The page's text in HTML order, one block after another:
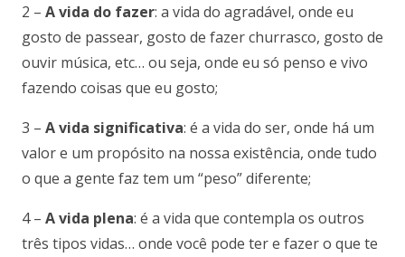
2 – A vida do fazer: a vida do agradável, onde eu
gosto de passear, gosto de fazer churrasco, gosto de
ouvir música, etc… ou seja, onde eu só penso e vivo
fazendo coisas que eu gosto;
3 – A vida significativa: é a vida do ser, onde há um
valor e um propósito na nossa existência, onde tudo
o que a gente faz tem um “peso” diferente;
4 – A vida plena: é a vida que contempla os outros
três tipos vidas… onde você pode ter e fazer o que te